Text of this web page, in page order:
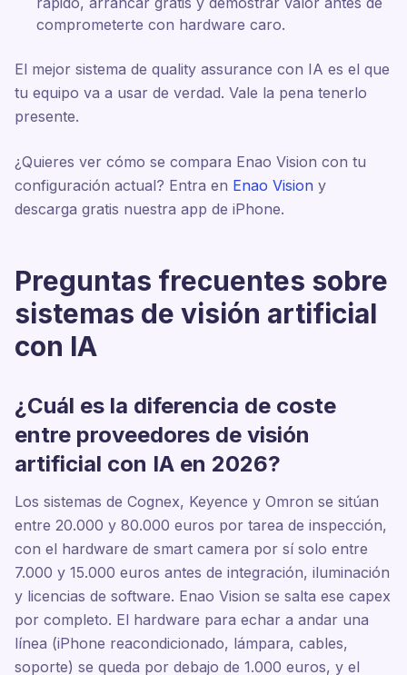
comprometerte con hardware caro.
El mejor sistema de quality assurance con IA es el que
tu equipo va a usar de verdad. Vale la pena tenerlo
presente.
¿Quieres ver cómo se compara Enao Vision con tu
configuración actual? Entra en Enao Vision y
descarga gratis nuestra app de iPhone.
Preguntas frecuentes sobre
sistemas de visión artificial
con IA
¿Cuál es la diferencia de coste
entre proveedores de visión
artificial con IA en 2026?
Los sistemas de Cognex, Keyence y Omron se sitúan
entre 20.000 y 80.000 euros por tarea de inspección,
con el hardware de smart camera por sí solo entre
7.000 y 15.000 euros antes de integración, iluminación
y licencias de software. Enao Vision se salta ese capex
por completo. El hardware para echar a andar una
línea (iPhone reacondicionado, lámpara, cables,
soporte) se queda por debajo de 1.000 euros, y el